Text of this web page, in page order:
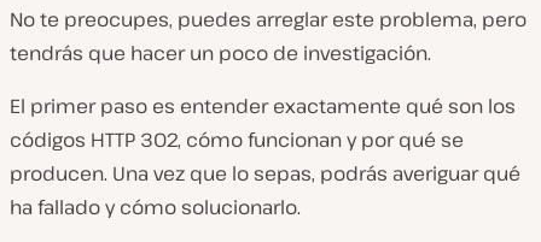
No te preocupes, puedes arreglar este problema, pero
tendrás que hacer un poco de investigación.
El primer paso es entender exactamente qué son los
códigos HTTP 302, cómo funcionan y por qué se
producen. Una vez que lo sepas, podrás averiguar qué
ha fallado y cómo solucionarlo.